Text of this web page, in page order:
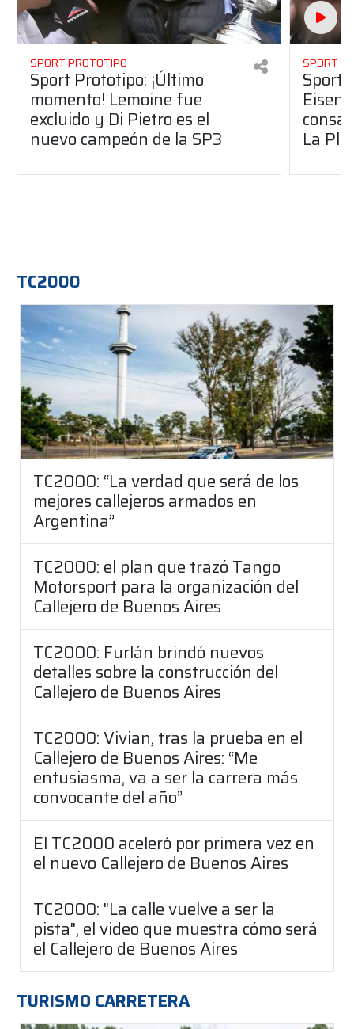
SPORT PROTOTIPO
Sport Prototipo: ¡Último
momento! Lemoine fue
excluido y Di Pietro es el
nuevo campeón de la SP3
SPORT
Sport
La
TC2000
TC2000: “La verdad que será de los
mejores callejeros armados en
Argentina”
TC2000: el plan que trazó Tango
Motorsport para la organización del
Callejero de Buenos Aires
TC2000: Furlán brindó nuevos
detalles sobre la construcción del
Callejero de Buenos Aires
TC2000: Vivian, tras la prueba en el
Callejero de Buenos Aires: “Me
entusiasma, va a ser la carrera más
convocante del año”
El TC2000 aceleró por primera vez en
el nuevo Callejero de Buenos Aires
TC2000: "La calle vuelve a ser la
pista", el video que muestra cómo será
el Callejero de Buenos Aires
TURISMO CARRETERA